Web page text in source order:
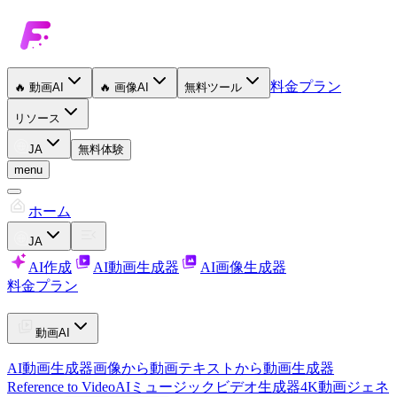
🔥 動画AI 🔥 画像AI 無料ツール 料金プラン
リソース
JA
無料体験
menu
ホーム
JA
AI作成 AI動画生成器
AI画像生成器
料金プラン
動画AI
AI動画生成器画像から動画テキストから動画生成器
Reference to VideoAIミュージックビデオ生成器4K動画ジェネ